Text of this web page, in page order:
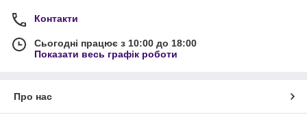
Контакти
Сьогодні працює з 10:00 до 18:00
Показати весь графік роботи
Про нас